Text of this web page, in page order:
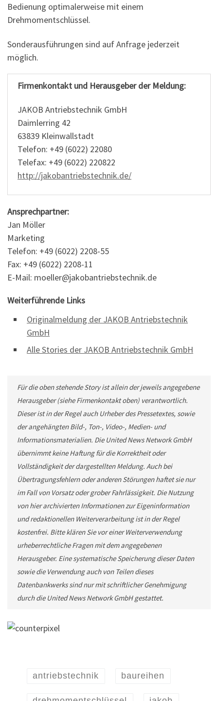
Bedienung optimalerweise mit einem
Drehmomentschlüssel.
Sonderausführungen sind auf Anfrage jederzeit
möglich.
Firmenkontakt und Herausgeber der Meldung:
JAKOB Antriebstechnik GmbH
Daimlerring 42
63839 Kleinwallstadt
Telefon: +49 (6022) 22080
Telefax: +49 (6022) 220822
http://jakobantriebstechnik.de/
Ansprechpartner:
Jan Möller
Marketing
Telefon: +49 (6022) 2208-55
Fax: +49 (6022) 2208-11
E-Mail: moeller@jakobantriebstechnik.de
Weiterführende Links
Originalmeldung der JAKOB Antriebstechnik
GmbH
Alle Stories der JAKOB Antriebstechnik GmbH
Für die oben stehende Story ist allein der jeweils angegebene
Herausgeber (siehe Firmenkontakt oben) verantwortlich.
Dieser ist in der Regel auch Urheber des Pressetextes, sowie
der angehängten Bild-, Ton-, Video-, Medien- und
Informationsmaterialien. Die United News Network GmbH
übernimmt keine Haftung für die Korrektheit oder
Vollständigkeit der dargestellten Meldung. Auch bei
Übertragungsfehlern oder anderen Störungen haftet sie nur
im Fall von Vorsatz oder grober Fahrlässigkeit. Die Nutzung
von hier archivierten Informationen zur Eigeninformation
und redaktionellen Weiterverarbeitung ist in der Regel
kostenfrei. Bitte klären Sie vor einer Weiterverwendung
urheberrechtliche Fragen mit dem angegebenen
Herausgeber. Eine systematische Speicherung dieser Daten
sowie die Verwendung auch von Teilen dieses
Datenbankwerks sind nur mit schriftlicher Genehmigung
durch die United News Network GmbH gestattet.
antriebstechnik baureihen